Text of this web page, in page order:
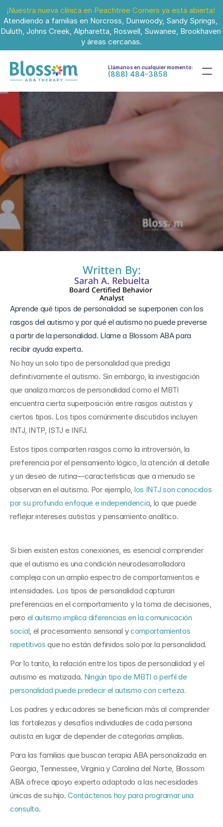
¡Nuestra nueva clínica en Peachtree Corners ya está abierta!
Atendiendo a familias en Norcross, Dunwoody, Sandy Springs,
Duluth, Johns Creek, Alpharetta, Roswell, Suwanee, Brookhaven
y áreas cercanas.
Llámanos en cualquier momento:
(888) 484-3858
30 jul 2026
Written By:
Sarah A. Rebuelta
Board Certified Behavior
Analyst
Aprende qué tipos de personalidad se superponen con los
rasgos del autismo y por qué el autismo no puede preverse
a partir de la personalidad. Llame a Blossom ABA para
recibir ayuda experta.
No hay un solo tipo de personalidad que prediga
definitivamente el autismo. Sin embargo, la investigación
que analiza marcos de personalidad como el MBTI
encuentra cierta superposición entre rasgos autistas y
ciertos tipos. Los tipos comúnmente discutidos incluyen
INTJ, INTP, ISTJ e INFJ.
Estos tipos comparten rasgos como la introversión, la
preferencia por el pensamiento lógico, la atención al detalle
y un deseo de rutina—características que a menudo se
observan en el autismo. Por ejemplo, los INTJ son conocidos
por su profundo enfoque e independencia, lo que puede
reflejar intereses autistas y pensamiento analítico.
Si bien existen estas conexiones, es esencial comprender
que el autismo es una condición neurodesarrolladora
compleja con un amplio espectro de comportamientos e
intensidades. Los tipos de personalidad capturan
preferencias en el comportamiento y la toma de decisiones,
pero el autismo implica diferencias en la comunicación
social, el procesamiento sensorial y comportamientos
repetitivos que no están definidos solo por la personalidad.
Por lo tanto, la relación entre los tipos de personalidad y el
autismo es matizada. Ningún tipo de MBTI o perfil de
personalidad puede predecir el autismo con certeza.
Los padres y educadores se benefician más al comprender
las fortalezas y desafíos individuales de cada persona
autista en lugar de depender de categorías amplias.
Para las familias que buscan terapia ABA personalizada en
Georgia, Tennessee, Virginia y Carolina del Norte, Blossom
ABA ofrece apoyo experto adaptado a las necesidades
únicas de su hijo. Contáctenos hoy para programar una
consulta.